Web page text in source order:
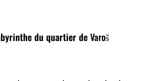
du quartier deVaroš